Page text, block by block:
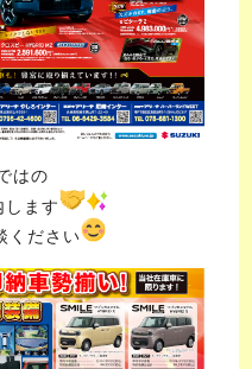
はの
します
ください